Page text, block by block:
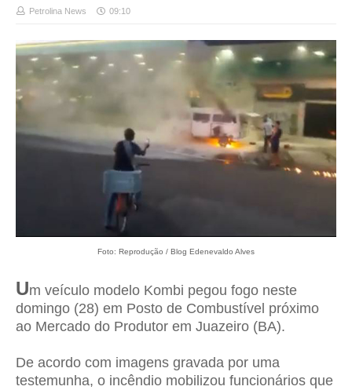
Petrolina News 09:10
Foto: Reprodução / Blog Edenevaldo Alves
Um veículo modelo Kombi pegou fogo neste
domingo (28) em Posto de Combustível próximo
ao Mercado do Produtor em Juazeiro (BA).
De acordo com imagens gravada por uma
testemunha, o incêndio mobilizou funcionários que